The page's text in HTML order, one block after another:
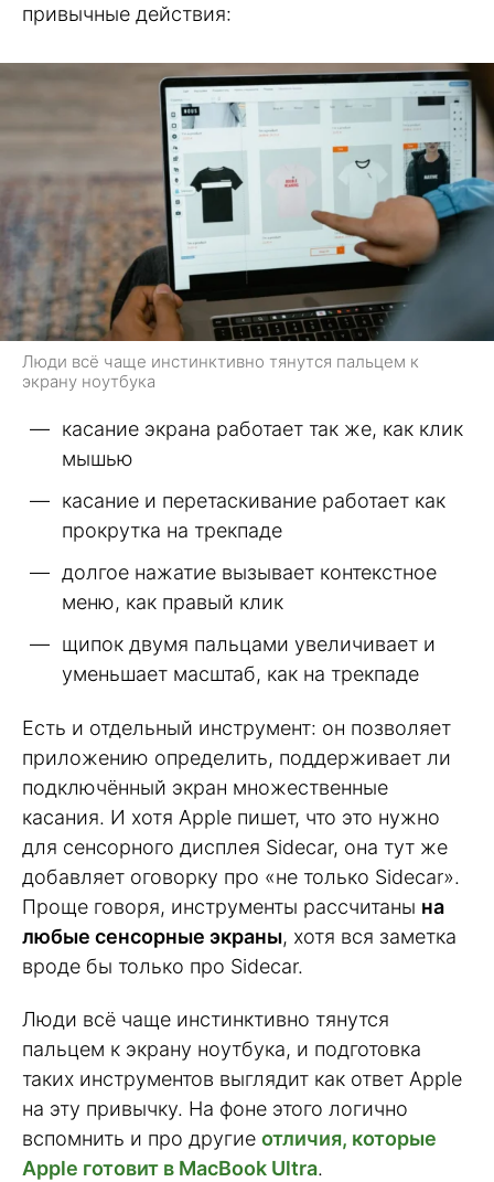
привычные действия:
Люди всё чаще инстинктивно тянутся пальцем к
экрану ноутбука
касание экрана работает так же, как клик
мышью
касание и перетаскивание работает как
прокрутка на трекпаде
долгое нажатие вызывает контекстное
меню, как правый клик
щипок двумя пальцами увеличивает и
уменьшает масштаб, как на трекпаде
Есть и отдельный инструмент: он позволяет
приложению определить, поддерживает ли
подключённый экран множественные
касания. И хотя Apple пишет, что это нужно
для сенсорного дисплея Sidecar, она тут же
добавляет оговорку про «не только Sidecar».
Проще говоря, инструменты рассчитаны на
любые сенсорные экраны, хотя вся заметка
вроде бы только про Sidecar.
Люди всё чаще инстинктивно тянутся
пальцем к экрану ноутбука, и подготовка
таких инструментов выглядит как ответ Apple
на эту привычку. На фоне этого логично
вспомнить и про другие отличия, которые
Apple готовит в MacBook Ultra.